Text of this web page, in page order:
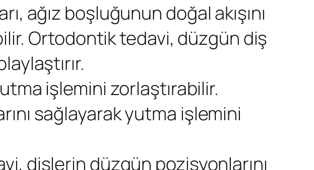
ağız boşluğunun doğal akışını
Ortodontik tedavi, düzgün diş
işlemini zorlaştırabilir.
sağlayarak yutma işlemini
dişlerin düzgün pozisyonlarını